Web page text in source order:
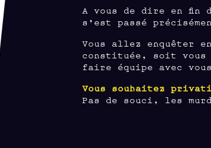
A vous de dire en fin
s’est passé
Vous allez enquêter
constituée, soit vous
faire équipe avec
Vous souhaitez
Pas de souci, les